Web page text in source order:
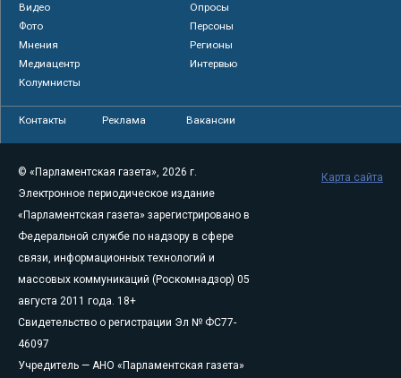
Видео
Опросы
Фото
Персоны
Мнения
Регионы
Медиацентр
Интервью
Колумнисты
Контакты Реклама Вакансии
© «Парламентская газета», 2026 г.
Электронное периодическое издание
«Парламентская газета» зарегистрировано в
Федеральной службе по надзору в сфере
связи, информационных технологий и
массовых коммуникаций (Роскомнадзор) 05
августа 2011 года. 18+
Свидетельство о регистрации Эл № ФС77-
46097
Учредитель — АНО «Парламентская газета»
Карта сайта